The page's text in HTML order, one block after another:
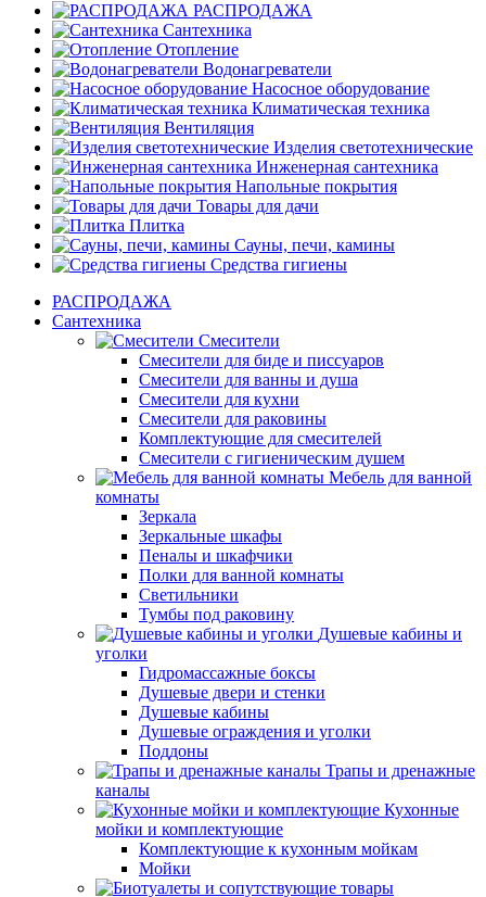
РАСПРОДАЖА
Сантехника
Отопление
Водонагреватели
Насосное оборудование
Климатическая техника
Вентиляция
Изделия светотехнические
Инженерная сантехника
Напольные покрытия
Товары для дачи
Плитка
Сауны, печи, камины
Средства гигиены
РАСПРОДАЖА
Сантехника
Смесители
Смесители для биде и писсуаров
Смесители для ванны и душа
Смесители для кухни
Смесители для раковины
Комплектующие для смесителей
Смесители с гигиеническим душем
Мебель для ванной
комнаты
Зеркала
Зеркальные шкафы
Пеналы и шкафчики
Полки для ванной комнаты
Светильники
Тумбы под раковину
Душевые кабины и
уголки
Гидромассажные боксы
Душевые двери и стенки
Душевые кабины
Душевые ограждения и уголки
Поддоны
Трапы и дренажные
каналы
Кухонные
мойки и комплектующие
Комплектующие к кухонным мойкам
Мойки